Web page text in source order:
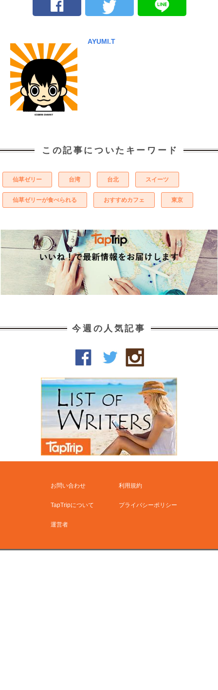
AYUMI.T
この記事についたキーワード
仙草ゼリー 台湾 台北 スイーツ
仙草ゼリーが食べられる おすすめカフェ 東京
今週の人気記事
お問い合わせ 利用規約
TapTripについて プライバシーポリシー
運営者